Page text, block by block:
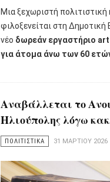
Μια ξεχωριστή
φιλοξενείται στη
νέο δωρεάν εργαστήριο
για άτομα άνω των 60
Αναβάλλεται το
Ηλιούπολης λόγω
ΠΟΛΙΤΙΣΤΙΚΑ 31 ΜΑΡΤΊΟΥ 2026